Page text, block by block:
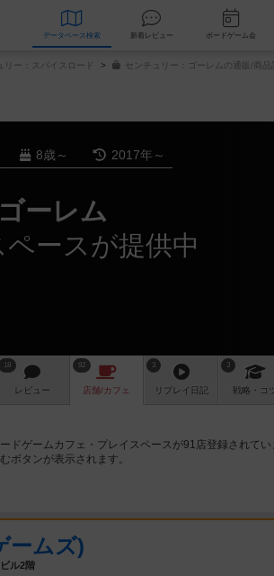
データベース 検索 新着レビュー ボ
リー：スパイスロード センチュリー：ゴーレムの通販/商品
8歳～ 2017年～
ーレム
ースが提供中
18
レビュー
92
店舗/カフェ
3
リプレイ 日記
3
戦略 ・コ
ドゲームカフェ・プレイスペースが91店登録されて
ボタンが表示されます。
ームズ)
ル2階